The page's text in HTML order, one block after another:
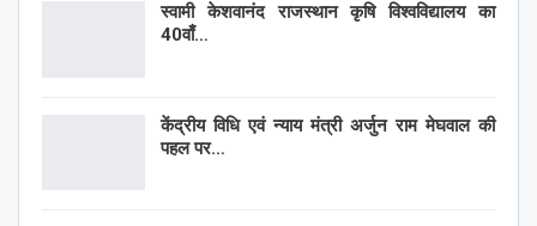
स्वामी केशवानंद राजस्थान कृषि विश्वविद्यालय का
40वाँ…
केंद्रीय विधि एवं न्याय मंत्री अर्जुन राम मेघवाल की
पहल पर…